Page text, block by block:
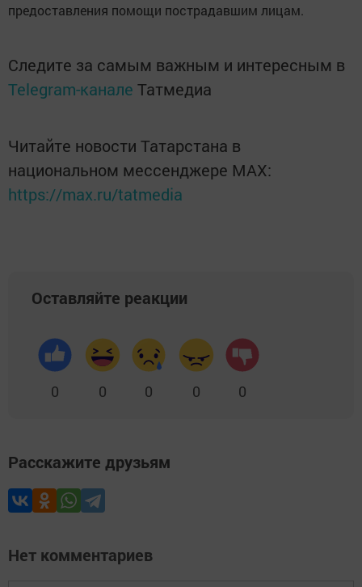
предоставления помощи пострадавшим лицам.
Следите за самым важным и интересным в
Telegram-канале Татмедиа
Читайте новости Татарстана в
национальном мессенджере MАХ:
https://max.ru/tatmedia
Оставляйте реакции
0 0 0 0 0
Расскажите друзьям
Нет комментариев